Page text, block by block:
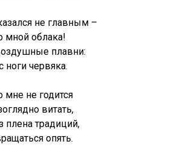
не главным –
мной облака!
плавни:
ноги червяка.
мне не годится
витать,
плена традиций,
опять.